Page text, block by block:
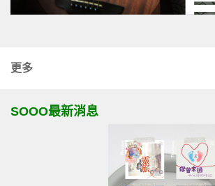
更多
SOOO最新消息